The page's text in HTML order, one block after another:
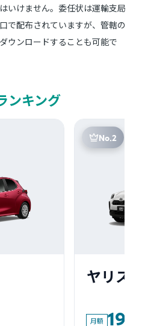
いけません。委任状は運輸支局
で配布されていますが、管轄の
ウンロードすることも可能で